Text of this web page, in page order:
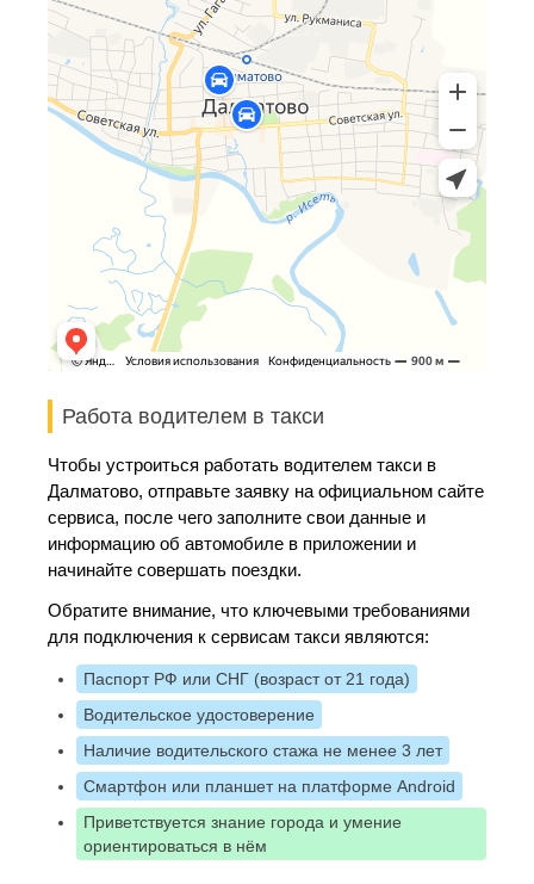
Работа водителем в такси
Чтобы устроиться работать водителем такси в
Далматово, отправьте заявку на официальном сайте
сервиса, после чего заполните свои данные и
информацию об автомобиле в приложении и
начинайте совершать поездки.
Обратите внимание, что ключевыми требованиями
для подключения к сервисам такси являются:
Паспорт РФ или СНГ (возраст от 21 года)
Водительское удостоверение
Наличие водительского стажа не менее 3 лет
Смартфон или планшет на платформе Android
Приветствуется знание города и умение
ориентироваться в нём